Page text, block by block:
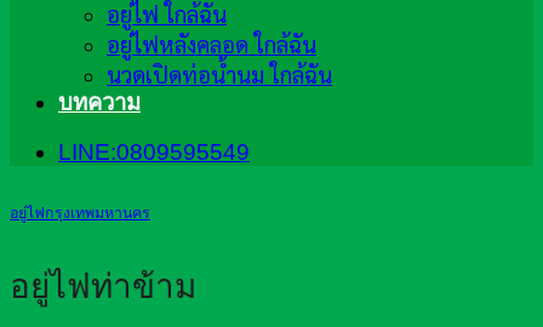
อยู่ไฟ ใกล้ฉัน
อยู่ไฟหลังคลอด ใกล้ฉัน
นวดเปิดท่อน้ำนม ใกล้ฉัน
บทความ
LINE:0809595549
อยู่ไฟกรุงเทพมหานคร
อยู่ไฟท่าข้าม